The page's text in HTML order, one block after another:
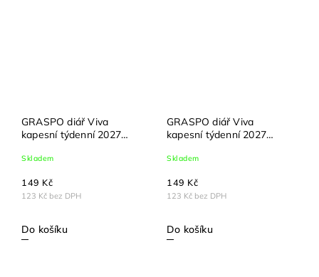
GRASPO diář Viva
kapesní týdenní 2027
Skladem
123 Kč bez DPH
149 Kč
Do košíku
GRASPO diář Viva
kapesní týdenní 2027
Skladem
123 Kč bez DPH
149 Kč
Do košíku